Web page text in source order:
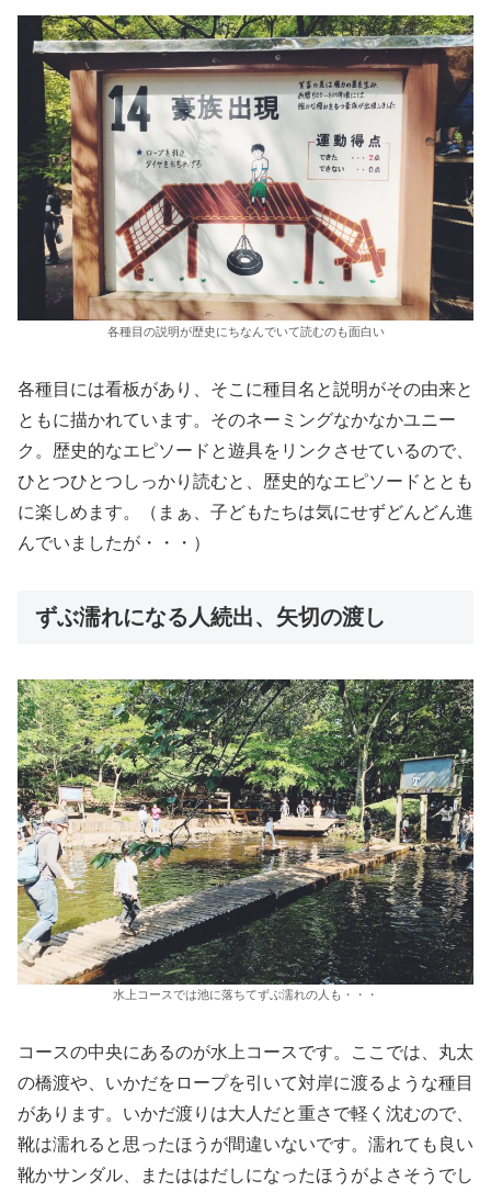
各種目の説明が歴史にちなんでいて読むのも面白い
各種目には看板があり、そこに種目名と説明がその由来と
ともに描かれています。そのネーミングなかなかユニー
ク。歴史的なエピソードと遊具をリンクさせているので、
ひとつひとつしっかり読むと、歴史的なエピソードととも
に楽しめます。（まぁ、子どもたちは気にせずどんどん進
んでいましたが・・・）
ずぶ濡れになる人続出、矢切の渡し
水上コースでは池に落ちてずぶ濡れの人も・・・
コースの中央にあるのが水上コースです。ここでは、丸太
の橋渡や、いかだをロープを引いて対岸に渡るような種目
があります。いかだ渡りは大人だと重さで軽く沈むので、
靴は濡れると思ったほうが間違いないです。濡れても良い
靴かサンダル、またははだしになったほうがよさそうでし